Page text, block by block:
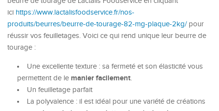
ici https://www.lactalisfoodservice.fr/nos-
produits/beurres/beurre-de-tourage-82-mg-plaque-2kg/pour
réussir vos feuilletages. Voici ce qui rend unique leur beurre de
tourage :
Une excellente texture : sa fermeté et son élasticité vous
permettent de le manier facilement.
Un feuilletage parfait
La polyvalence : il est idéal pour une variété de créations